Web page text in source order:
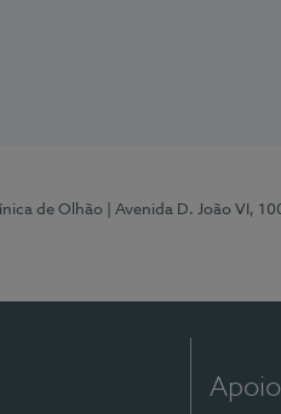
de Olhão | Avenida D. João VI,